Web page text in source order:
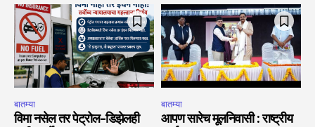
बातम्या
विमा नसेल तर पेट्रोल-डिझेलही
बातम्या
आपण सारेच मूलनिवासी : राष्ट्रीय